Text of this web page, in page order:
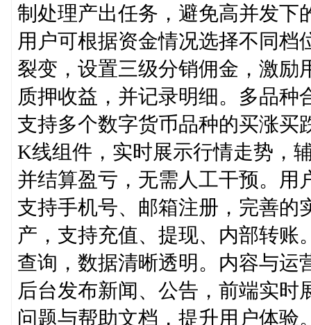
制处理产出任务，避免高并发下
用户可根据资金情况选择不同档
裂变，设置三级分销佣金，激励
质押收益，并记录明细。多品种
支持多个数字货币品种的买涨买
K线组件，实时展示行情走势，
并结算盈亏，无需人工干预。用
支持手机号、邮箱注册，完善的
产，支持充值、提现、内部转账
查询，数据清晰透明。内容与运
后台发布新闻、公告，前端实
问题与帮助文档，提升用户体验